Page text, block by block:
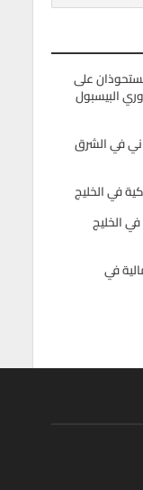
على
البيسبول
في الشرق
الخليج
في